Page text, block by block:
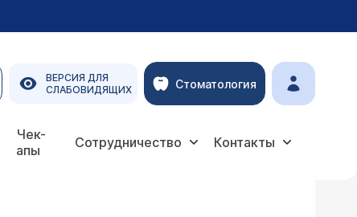
ВЕРСИЯ ДЛЯ
СЛАБОВИДЯЩИХ
Стоматология
Чек-
апы
Сотрудничество Контакты